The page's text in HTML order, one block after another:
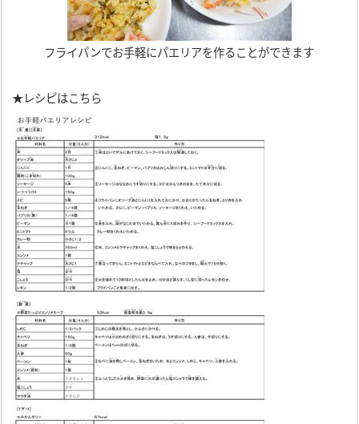
フライパンでお手軽にパエリアを作ることができます
★レシピはこちら